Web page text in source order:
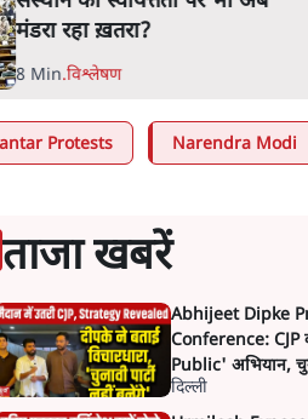
मंडरा रहा ख़तरा?
8 Min.विश्लेषण
Protests Narendra Modi
ताजा खबरें
Abhijeet Dipke
Conference:
Public' अभियान,
CJP!
दिल्ली